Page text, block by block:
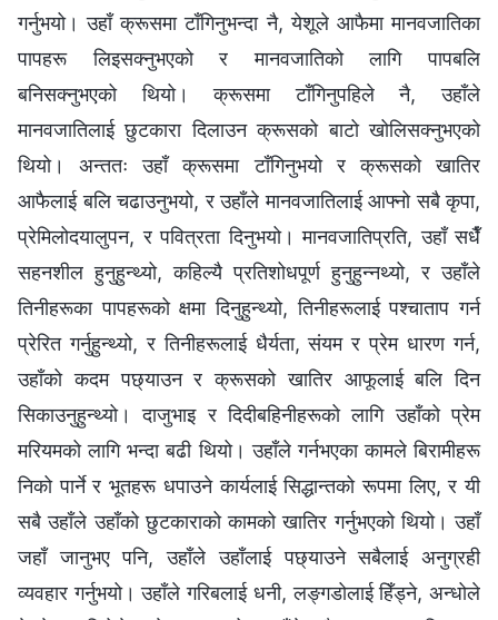
गर्नुभयो। उहाँ क्रूसमा टाँगिनुभन्दा नै, येशूले आफैमा मानवजातिका
पापहरू लिइसक्‍नुभएको र मानवजातिको लागि पापबलि
बनिसक्‍नुभएको थियो। क्रूसमा टाँगिनुपहिले नै, उहाँले
मानवजातिलाई छुटकारा दिलाउन क्रूसको बाटो खोलिसक्‍नुभएको
थियो। अन्ततः उहाँ क्रूसमा टाँगिनुभयो र क्रूसको खातिर
आफैलाई बलि चढाउनुभयो, र उहाँले मानवजातिलाई आफ्नो सबै कृपा,
प्रेमिलोदयालुपन, र पवित्रता दिनुभयो। मानवजातिप्रति, उहाँ सधैँ
सहनशील हुनुहुन्थ्यो, कहिल्यै प्रतिशोधपूर्ण हुनुहुन्‍नथ्यो, र उहाँले
तिनीहरूका पापहरूको क्षमा दिनुहुन्थ्यो, तिनीहरूलाई पश्‍चाताप गर्न
प्रेरित गर्नुहुन्थ्यो, र तिनीहरूलाई धैर्यता, संयम र प्रेम धारण गर्न,
उहाँको कदम पछ्याउन र क्रूसको खातिर आफूलाई बलि दिन
सिकाउनुहुन्थ्यो। दाजुभाइ र दिदीबहिनीहरूको लागि उहाँको प्रेम
मरियमको लागि भन्दा बढी थियो। उहाँले गर्नभएका कामले बिरामीहरू
निको पार्ने र भूतहरू धपाउने कार्यलाई सिद्धान्तको रूपमा लिए, र यी
सबै उहाँले उहाँको छुटकाराको कामको खातिर गर्नुभएको थियो। उहाँ
जहाँ जानुभए पनि, उहाँले उहाँलाई पछ्याउने सबैलाई अनुग्रही
व्यवहार गर्नुभयो। उहाँले गरिबलाई धनी, लङ्गडोलाई हिँड्ने, अन्धोले